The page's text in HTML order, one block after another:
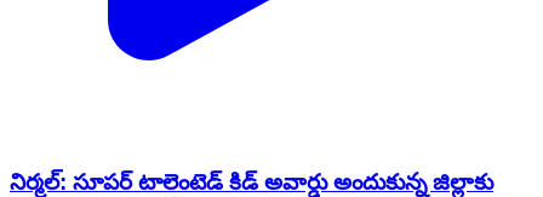
నిర్మల్: సూపర్ టాలెంటెడ్ కిడ్ అవార్డు అందుకున్న జిల్లాకు